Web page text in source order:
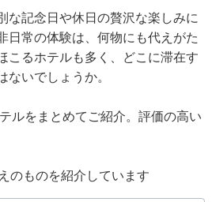
な記念日や休日の贅沢な楽しみに
日常の体験は、何物にも代えがた
こるホテルも多く、どこに滞在す
いでしょうか。
ルをまとめてご紹介。評価の高い
のものを紹介しています